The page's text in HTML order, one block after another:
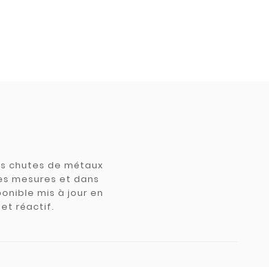
chutes de métaux
mesures et dans
mis à jour en
et réactif.